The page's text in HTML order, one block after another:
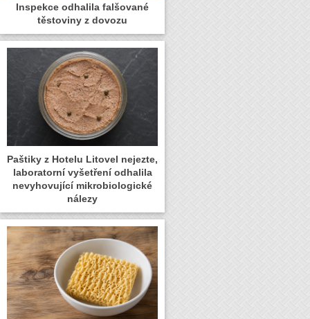
Inspekce odhalila falšované
těstoviny z dovozu
Paštiky z Hotelu Litovel nejezte,
laboratorní vyšetření odhalila
nevyhovující mikrobiologické
nálezy